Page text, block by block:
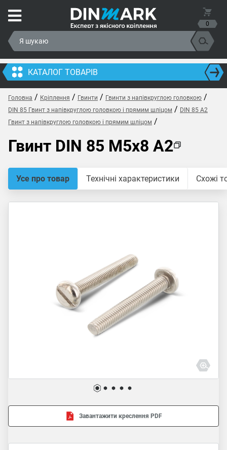
0
КАТАЛОГ ТОВАРІВ
Головна / Кріплення / Гвинти / Гвинти з напівкруглою головкою /
DIN 85 Гвинт з напівкруглою головкою і прямим шліцом / DIN 85 A2
Гвинт з напівкруглою головкою і прямим шліцом /
Гвинт DIN 85 M5x8 A2
Усе про товар Технічні характеристики Схожі
Завантажити креслення PDF